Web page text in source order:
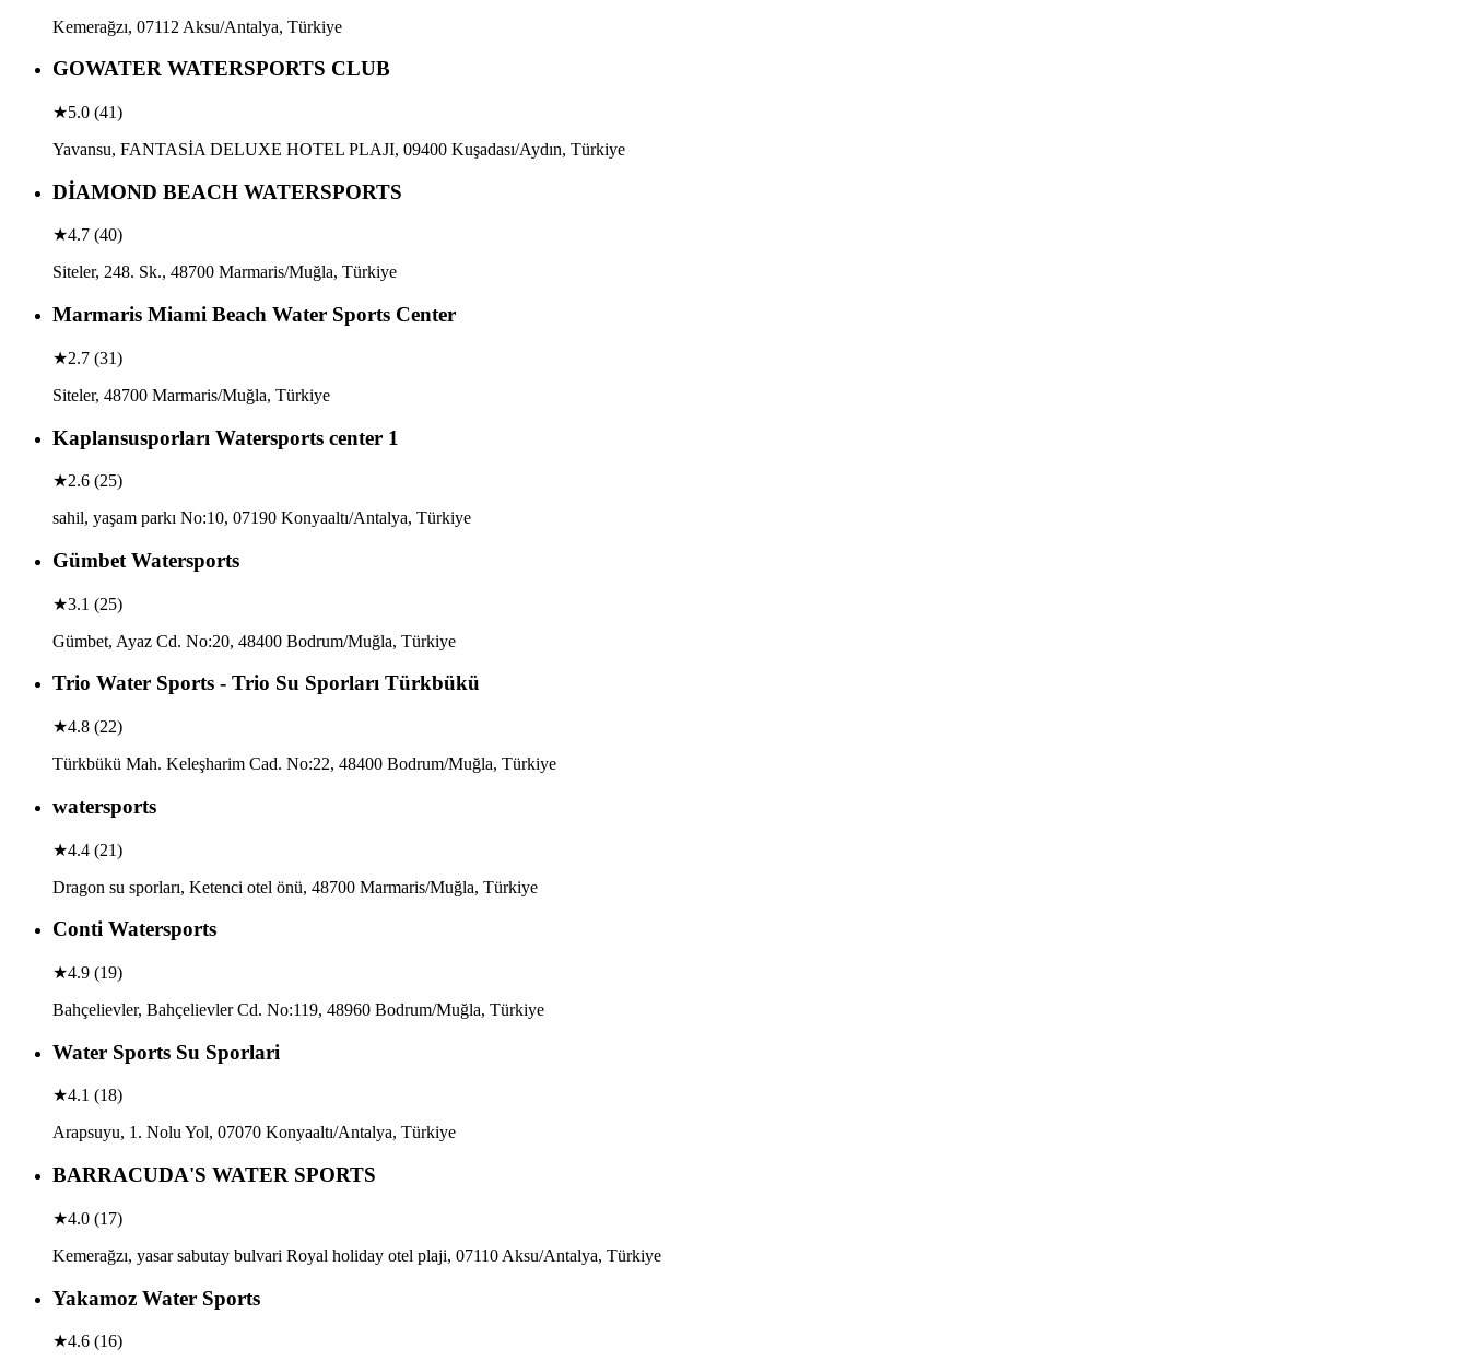
Kemerağzı, 07112 Aksu/Antalya, Türkiye
GOWATER WATERSPORTS CLUB
★5.0 (41)
Yavansu, FANTASİA DELUXE HOTEL PLAJI, 09400 Kuşadası/Aydın, Türkiye
DİAMOND BEACH WATERSPORTS
★4.7 (40)
Siteler, 248. Sk., 48700 Marmaris/Muğla, Türkiye
Marmaris Miami Beach Water Sports Center
★2.7 (31)
Siteler, 48700 Marmaris/Muğla, Türkiye
Kaplansusporları Watersports center 1
★2.6 (25)
sahil, yaşam parkı No:10, 07190 Konyaaltı/Antalya, Türkiye
Gümbet Watersports
★3.1 (25)
Gümbet, Ayaz Cd. No:20, 48400 Bodrum/Muğla, Türkiye
Trio Water Sports - Trio Su Sporları Türkbükü
★4.8 (22)
Türkbükü Mah. Keleşharim Cad. No:22, 48400 Bodrum/Muğla, Türkiye
watersports
★4.4 (21)
Dragon su sporları, Ketenci otel önü, 48700 Marmaris/Muğla, Türkiye
Conti Watersports
★4.9 (19)
Bahçelievler, Bahçelievler Cd. No:119, 48960 Bodrum/Muğla, Türkiye
Water Sports Su Sporlari
★4.1 (18)
Arapsuyu, 1. Nolu Yol, 07070 Konyaaltı/Antalya, Türkiye
BARRACUDA'S WATER SPORTS
★4.0 (17)
Kemerağzı, yasar sabutay bulvari Royal holiday otel plaji, 07110 Aksu/Antalya, Türkiye
Yakamoz Water Sports
★4.6 (16)